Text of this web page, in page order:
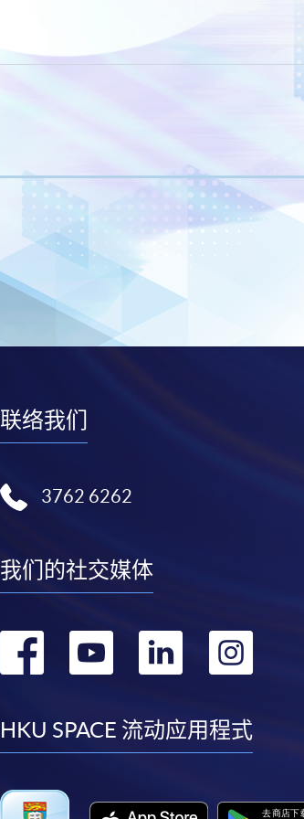
联络我们
3762 6262
我们的社交媒体
转
facebook
转
youtube
转 转
HKU SPACE 流动应用程式